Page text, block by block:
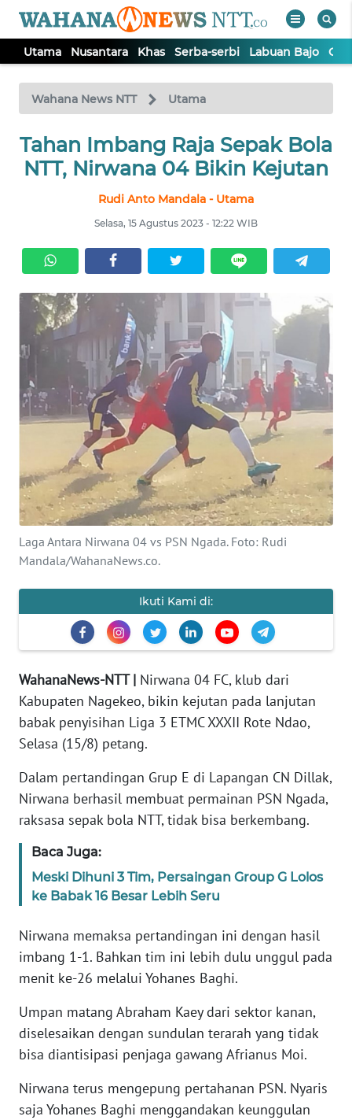
Utama Nusantara Khas Serba-serbi Labuan Bajo
Wahana News NTT Utama
Tahan Imbang Raja Sepak Bola
NTT, Nirwana 04 Bikin Kejutan
Rudi Anto Mandala - Utama
Selasa, 15 Agustus 2023 - 12:22 WIB
Laga Antara Nirwana 04 vs PSN Ngada. Foto: Rudi
Mandala/WahanaNews.co.
Ikuti Kami di:
WahanaNews-NTT | Nirwana 04 FC, klub dari
Kabupaten Nagekeo, bikin kejutan pada lanjutan
babak penyisihan Liga 3 ETMC XXXII Rote Ndao,
Selasa (15/8) petang.
Dalam pertandingan Grup E di Lapangan CN Dillak,
Nirwana berhasil membuat permainan PSN Ngada,
raksasa sepak bola NTT, tidak bisa berkembang.
Baca Juga:
Meski Dihuni 3 Tim, Persaingan Group G Lolos
ke Babak 16 Besar Lebih Seru
Nirwana memaksa pertandingan ini dengan hasil
imbang 1-1. Bahkan tim ini lebih dulu unggul pada
menit ke-26 melalui Yohanes Baghi.
Umpan matang Abraham Kaey dari sektor kanan,
diselesaikan dengan sundulan terarah yang tidak
bisa diantisipasi penjaga gawang Afrianus Moi.
Nirwana terus mengepung pertahanan PSN. Nyaris
saja Yohanes Baghi menggandakan keunggulan
TV
Tutup
UTAMA
SERBA-
SERBI
LABUAN
BAJO
OPINI
INDEKS
BERITA
KAMI
INFO
TENTANG
PEDOMAN
MEDIA
SIBER
REDAKSI
KARIR
Wahana
Regional
WN
WN
JAKARTA
WN
JABAR